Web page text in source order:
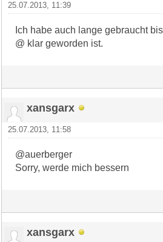
25.07.2013, 11:39
Ich habe auch lange gebraucht
@ klar geworden ist.
xansgarx
25.07.2013, 11:58
@auerberger
Sorry, werde mich bessern
xansgarx